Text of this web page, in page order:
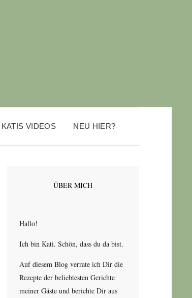
KATIS VIDEOS NEU HIER?
ÜBER MICH
Hallo!
Ich bin Kati. Schön, dass du da bist.
Auf diesem Blog verrate ich Dir die
Rezepte der beliebtesten Gerichte
meiner Gäste und berichte Dir aus